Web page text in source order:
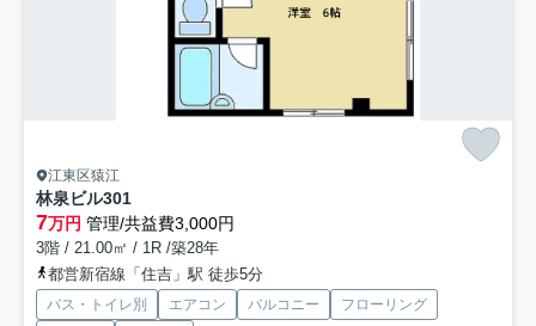
江東区猿江
林泉ビル301
7万円 管理/共益費3,000円
3階 / 21.00㎡ / 1R /築28年
都営新宿線「住吉」駅 徒歩5分
バス・トイレ別 エアコン バルコニー
フローリング